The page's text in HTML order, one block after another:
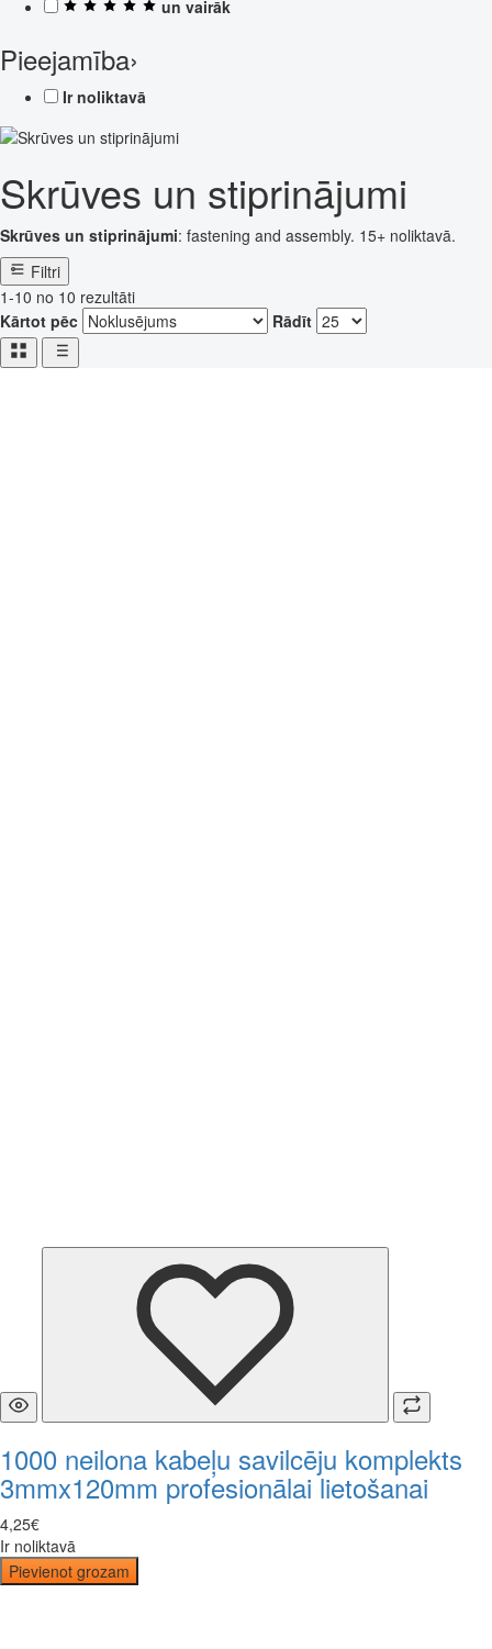
un vairāk
Pieejamība›
Ir noliktavā
Skrūves un stiprinājumi
Skrūves un stiprinājumi: fastening and assembly. 15+ noliktavā.
Filtri
1-10 no 10 rezultāti
Kārtot pēc
Rādīt
1000 neilona kabeļu savilcēju komplekts
3mmx120mm profesionālai lietošanai
4,25€
Ir noliktavā
Pievienot grozam